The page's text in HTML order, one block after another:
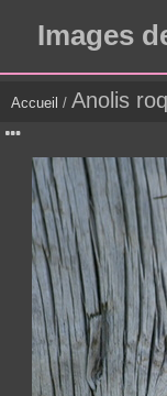
Images
Accueil / Anolis